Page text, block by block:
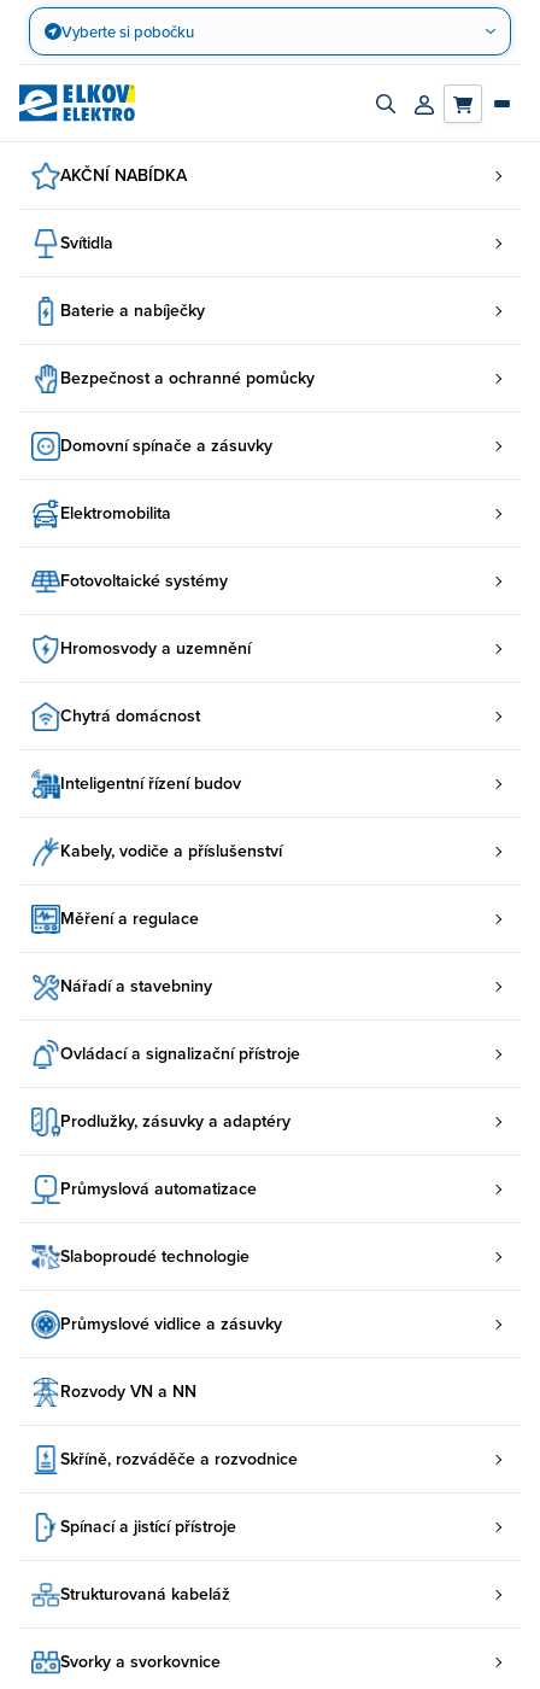
Přejít
obsah
Vyberte si pobočku
Zapnout/vypnout
Přihlásit/
AKČNÍ NABÍDKA
Svítidla
Baterie a nabíječky
Bezpečnost a ochranné pomůcky
Domovní spínače a zásuvky
Elektromobilita
Fotovoltaické systémy
Hromosvody a uzemnění
Chytrá domácnost
Inteligentní řízení budov
Kabely, vodiče a příslušenství
Měření a regulace
Nářadí a stavebniny
Ovládací a signalizační přístroje
Prodlužky, zásuvky a adaptéry
Průmyslová automatizace
Slaboproudé technologie
Průmyslové vidlice a zásuvky
Rozvody VN a NN
Skříně, rozváděče a rozvodnice
Spínací a jistící přístroje
Strukturovaná kabeláž
Svorky a svorkovnice